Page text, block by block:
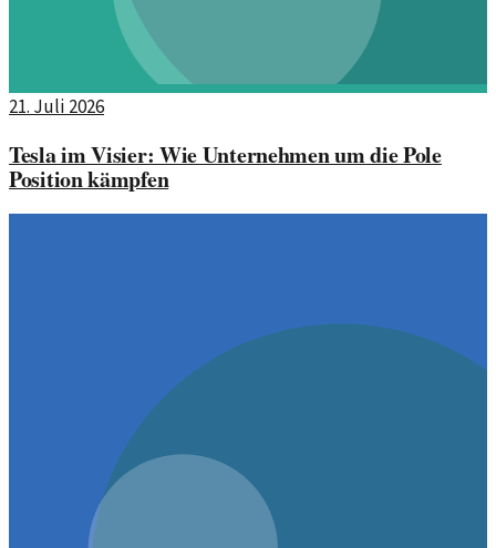
21. Juli 2026
Tesla im Visier: Wie Unternehmen um die Pole
Position kämpfen